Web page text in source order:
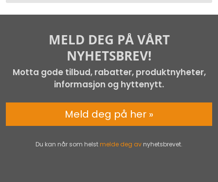
MELD DEG PÅ VÅRT
NYHETSBREV!
Motta gode tilbud, rabatter, produktnyheter,
informasjon og hyttenytt.
Du kan når som helst melde deg av nyhetsbrevet.
Meld deg på her »